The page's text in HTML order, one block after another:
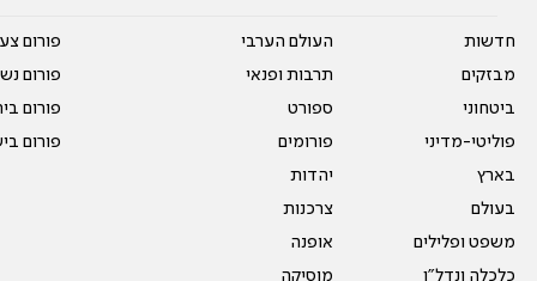
חדשות
מבזקים
ביטחוני
פוליטי-מדיני
בארץ
בעולם
משפט ופלילים
כלכלה ונדל"ן
העולם הערבי
תרבות ופנאי
ספורט
פורומים
יהדות
צרכנות
אופנה
מוסיקה
פורום
פורום
פורום
פורום